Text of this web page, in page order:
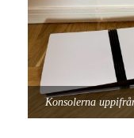
Konsolerna